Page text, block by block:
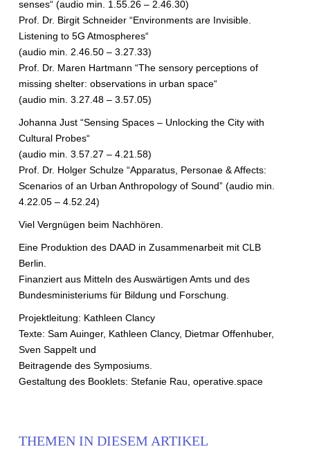
senses“ (audio min. 1.55.26 – 2.46.30)
Prof. Dr. Birgit Schneider “Environments are Invisible.
Listening to 5G Atmospheres“
(audio min. 2.46.50 – 3.27.33)
Prof. Dr. Maren Hartmann “The sensory perceptions of
missing shelter: observations in urban space“
(audio min. 3.27.48 – 3.57.05)
Johanna Just “Sensing Spaces – Unlocking the City with
Cultural Probes“
(audio min. 3.57.27 – 4.21.58)
Prof. Dr. Holger Schulze “Apparatus, Personae & Affects:
Scenarios of an Urban Anthropology of Sound” (audio min.
4.22.05 – 4.52.24)
Viel Vergnügen beim Nachhören.
Eine Produktion des DAAD in Zusammenarbeit mit CLB
Berlin.
Finanziert aus Mitteln des Auswärtigen Amts und des
Bundesministeriums für Bildung und Forschung.
Projektleitung: Kathleen Clancy
Texte: Sam Auinger, Kathleen Clancy, Dietmar Offenhuber,
Sven Sappelt und
Beitragende des Symposiums.
Gestaltung des Booklets: Stefanie Rau, operative.space
THEMEN IN DIESEM ARTIKEL